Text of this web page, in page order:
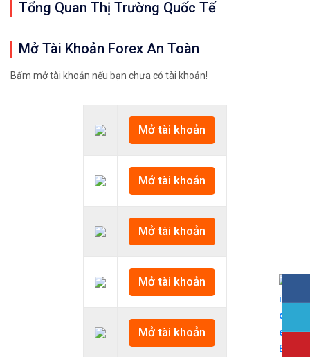
Tổng Quan Thị Trường Quốc Tế
Mở Tài Khoản Forex An Toàn
Bấm mở tài khoản nếu bạn chưa có tài khoản!
Mở tài khoản
Mở tài khoản
Mở tài khoản
Mở tài khoản
Mở tài khoản